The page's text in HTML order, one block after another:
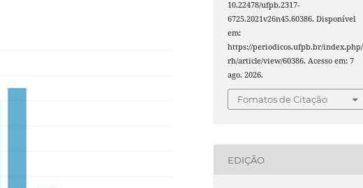
10.22478/ufpb.2317-
6725.2021v26n45.60386. Disponível
em:
https://periodicos.ufpb.br/
rh/article/view/60386. Acesso em: 7
ago. 2026.
Fomatos de Citação
EDIÇÃO